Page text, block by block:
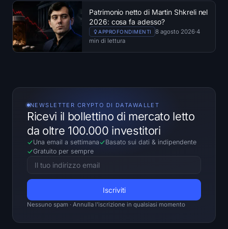
Patrimonio netto di Martin Shkreli nel
2026: cosa fa adesso?
APPROFONDIMENTI 8 agosto 2026·4
min di lettura
NEWSLETTER CRYPTO DI DATAWALLET
Ricevi il bollettino di mercato letto
da oltre 100.000 investitori
Una email a settimana Basato sui dati & indipendente
Gratuito per sempre
Nessuno spam · Annulla l'iscrizione in qualsiasi momento